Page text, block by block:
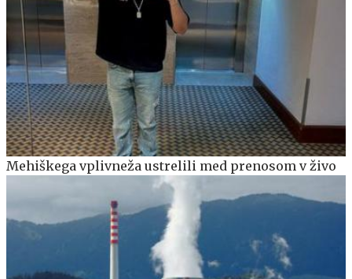
Mehiškega vplivneža ustrelili med prenosom v živo